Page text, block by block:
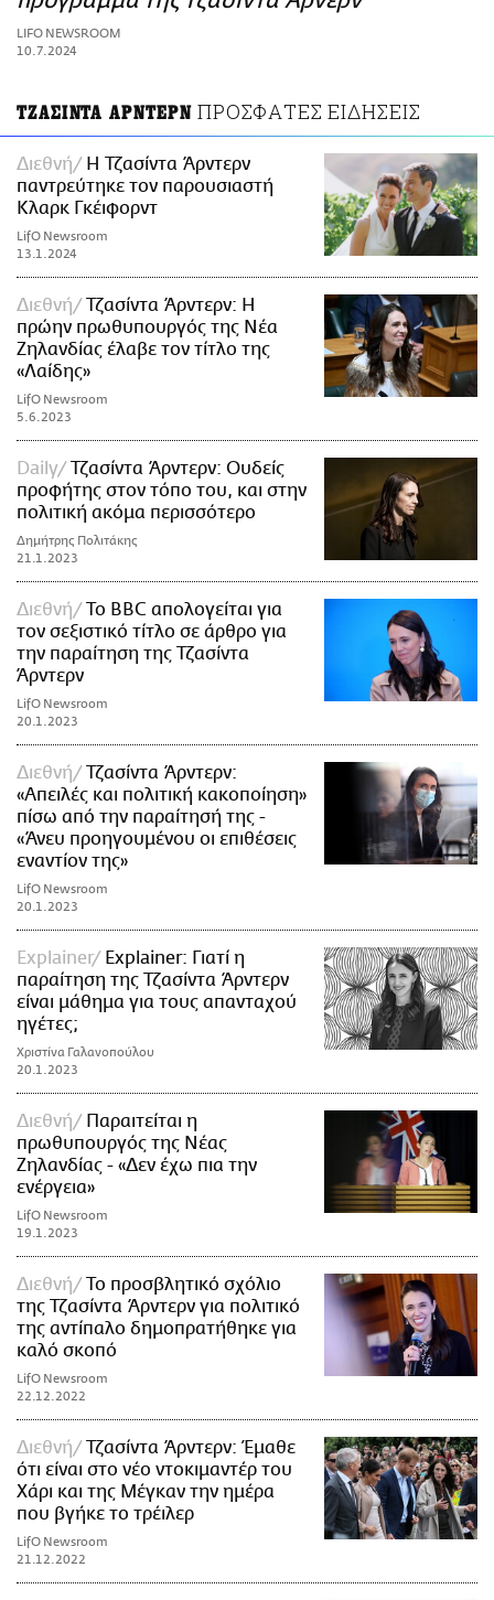
ΑΜΠΑ
PRINT
LIFO NEWSROOM
10.7.2024
ΤΖΑΣΙΝΤΑ ΑΡΝΤΕΡΝ ΠΡΟΣΦΑΤΕΣ ΕΙΔΗΣΕΙΣ
Διεθνή
Η Τζασίντα Άρντερν
παντρεύτηκε τον παρουσιαστή
Κλαρκ Γκέιφορντ
LifO Newsroom
13.1.2024
Διεθνή
Τζασίντα Άρντερν: Η
πρώην πρωθυπουργός της Νέα
Ζηλανδίας έλαβε τον τίτλο της
«Λαίδης»
LifO Newsroom
5.6.2023
Daily
Τζασίντα Άρντερν: Ουδείς
προφήτης στον τόπο του, και στην
πολιτική ακόμα περισσότερο
Δημήτρης Πολιτάκης
21.1.2023
Διεθνή
Το BBC απολογείται για
τον σεξιστικό τίτλο σε άρθρο για
την παραίτηση της Τζασίντα
Άρντερν
LifO Newsroom
20.1.2023
Διεθνή
Τζασίντα Άρντερν:
«Απειλές και πολιτική κακοποίηση»
πίσω από την παραίτησή της -
«Άνευ προηγουμένου οι επιθέσεις
εναντίον της»
LifO Newsroom
20.1.2023
Explainer
Explainer: Γιατί η
παραίτηση της Τζασίντα Άρντερν
είναι μάθημα για τους απανταχού
ηγέτες;
Χριστίνα Γαλανοπούλου
20.1.2023
Διεθνή
Παραιτείται η
πρωθυπουργός της Νέας
Ζηλανδίας - «Δεν έχω πια την
ενέργεια»
LifO Newsroom
19.1.2023
Διεθνή
Το προσβλητικό σχόλιο
της Τζασίντα Άρντερν για πολιτικό
της αντίπαλο δημοπρατήθηκε για
καλό σκοπό
LifO Newsroom
22.12.2022
Διεθνή
Τζασίντα Άρντερν: Έμαθε
ότι είναι στο νέο ντοκιμαντέρ του
Χάρι και της Μέγκαν την ημέρα
που βγήκε το τρέιλερ
LifO Newsroom
21.12.2022